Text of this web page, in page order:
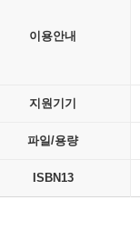
이용안내
지원기기
파일/용량
ISBN13